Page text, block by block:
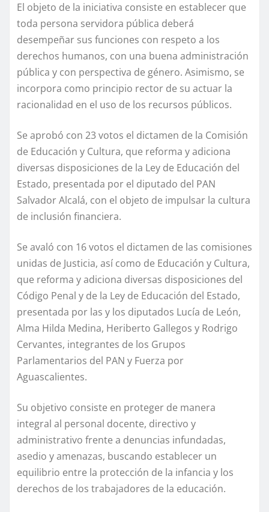
El objeto de la iniciativa consiste en establecer que
toda persona servidora pública deberá
desempeñar sus funciones con respeto a los
derechos humanos, con una buena administración
pública y con perspectiva de género. Asimismo, se
incorpora como principio rector de su actuar la
racionalidad en el uso de los recursos públicos.
Se aprobó con 23 votos el dictamen de la Comisión
de Educación y Cultura, que reforma y adiciona
diversas disposiciones de la Ley de Educación del
Estado, presentada por el diputado del PAN
Salvador Alcalá, con el objeto de impulsar la cultura
de inclusión financiera.
Se avaló con 16 votos el dictamen de las comisiones
unidas de Justicia, así como de Educación y Cultura,
que reforma y adiciona diversas disposiciones del
Código Penal y de la Ley de Educación del Estado,
presentada por las y los diputados Lucía de León,
Alma Hilda Medina, Heriberto Gallegos y Rodrigo
Cervantes, integrantes de los Grupos
Parlamentarios del PAN y Fuerza por
Aguascalientes.
Su objetivo consiste en proteger de manera
integral al personal docente, directivo y
administrativo frente a denuncias infundadas,
asedio y amenazas, buscando establecer un
equilibrio entre la protección de la infancia y los
derechos de los trabajadores de la educación.